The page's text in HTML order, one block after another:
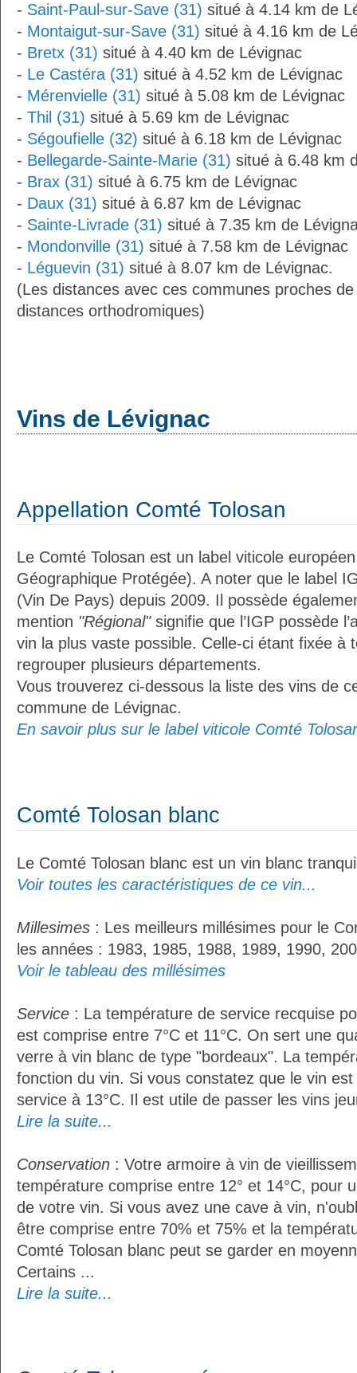
- Saint-Paul-sur-Save (31) situé à 4.14 km de
- Montaigut-sur-Save (31) situé à 4.16 km de
- Bretx (31) situé à 4.40 km de Lévignac
- Le Castéra (31) situé à 4.52 km de Lévignac
- Mérenvielle (31) situé à 5.08 km de Lévignac
- Thil (31) situé à 5.69 km de Lévignac
- Ségoufielle (32) situé à 6.18 km de Lévignac
- Bellegarde-Sainte-Marie (31) situé à 6.48 km
- Brax (31) situé à 6.75 km de Lévignac
- Daux (31) situé à 6.87 km de Lévignac
- Sainte-Livrade (31) situé à 7.35 km de
- Mondonville (31) situé à 7.58 km de Lévignac
- Léguevin (31) situé à 8.07 km de Lévignac.
(Les distances avec ces communes proches
distances orthodromiques)
Vins de Lévignac
Appellation Comté Tolosan
Le Comté Tolosan est un label viticole
Géographique Protégée). A noter que le label
(Vin De Pays) depuis 2009. Il possède
mention "Régional"signifie que l’IGP possède
vin la plus vaste possible. Celle-ci étant fixée à
regrouper plusieurs départements.
Vous trouverez ci-dessous la liste des vins de
commune de Lévignac.
En savoir plus sur le label viticole Comté
Comté Tolosan blanc
Le Comté Tolosan blanc est un vin blanc
Voir toutes les caractéristiques de ce vin...
Millesimes : Les meilleurs millésimes pour le
les années : 1983, 1985, 1988, 1989, 1990,
Voir le tableau des millésimes
Service : La température de service recquise
est comprise entre 7°C et 11°C. On sert une
verre à vin blanc de type "bordeaux". La
fonction du vin. Si vous constatez que le vin
service à 13°C. Il est utile de passer les vins
Lire la suite...
Conservation : Votre armoire à vin de
température comprise entre 12° et 14°C, pour
de votre vin. Si vous avez une cave à vin,
être comprise entre 70% et 75% et la
Comté Tolosan blanc peut se garder en
Certains ...
Lire la suite...